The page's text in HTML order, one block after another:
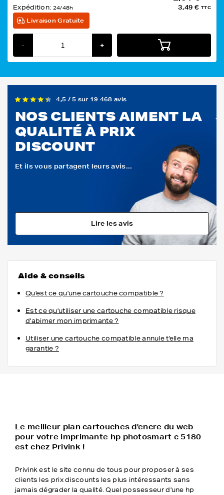
Expédition: 24/48h 3,49 € TTC
Livraison Gratuite
- +
4,5 / 5 sur 19 468 avis
NOS CLIENTS AIMENT LA
QUALITÉ À PRIX
DISCOUNT
Et ils vous partagent leurs avis...
Lire les avis
Aide & conseils
Qu'est ce qu'une cartouche compatible ?
Est ce qu'utiliser une cartouche compatible risque
d'abimer mon imprimante ?
Utiliser une cartouche compatible annule t'elle ma
garantie ?
Le meilleur plan cartouches d'encre du web
pour votre imprimante hp photosmart c 5180
est chez Privink !
Privink est le site connu de tous pour proposer à ses
clients les prix discounts les plus intéressants sans
jamais dégrader la qualité. Quel possesseur d'une hp